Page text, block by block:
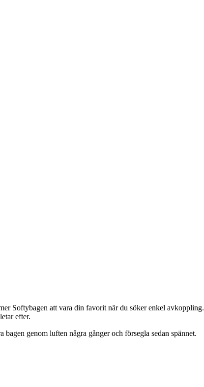
Softybagen att vara din favorit när du söker enkel
efter.
genom luften några gånger och försegla sedan spännet.